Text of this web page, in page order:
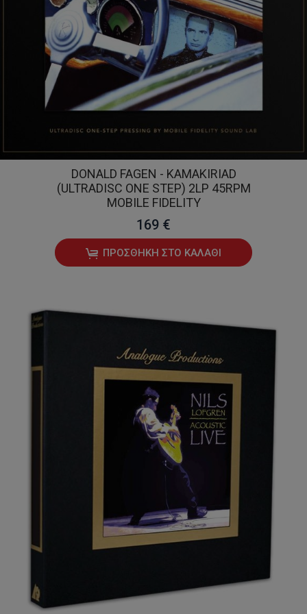
DONALD FAGEN - KAMAKIRIAD
(ULTRADISC ONE STEP) 2LP 45RPM
MOBILE FIDELITY
169 €
ΠΡΟΣΘΉΚΗ ΣΤΟ ΚΑΛΆΘΙ